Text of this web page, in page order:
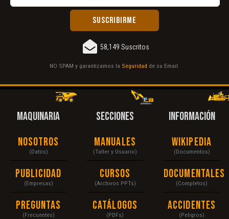
58,149 Suscritos
NO SPAM y garantizamos la Seguridad de su Email.
MAQUINARIA
Nosotros
(Datos)
Publicidad
(Empresas)
Preguntas
(Frecuentes)
SECCIONES
Manuales
(Taller y Usuario)
Cursos
(Archivos PPTs)
Catálogos
(PDFs)
INFORMACIÓN
Wikipedia
(Documentos)
Documentales
(Completos)
Accidentes
(Peligros)